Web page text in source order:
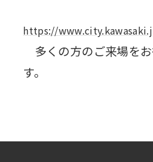
https://
多くの方のご来場を
す。